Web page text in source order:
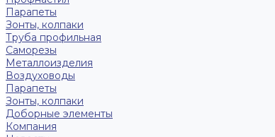
Парапеты
Зонты, колпаки
Труба профильная
Саморезы
Металлоизделия
Воздуховоды
Парапеты
Зонты, колпаки
Доборные элементы
Компания